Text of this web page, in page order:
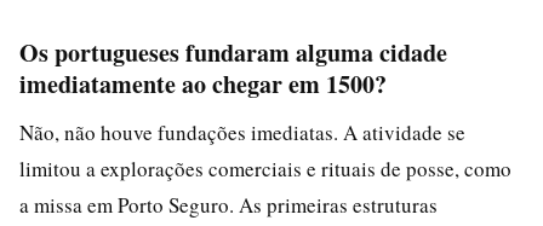
Os portugueses fundaram alguma cidade
imediatamente ao chegar em 1500?
Não, não houve fundações imediatas. A atividade se
limitou a explorações comerciais e rituais de posse, como
a missa em Porto Seguro. As primeiras estruturas